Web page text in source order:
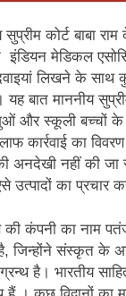
1 Year Ago
अनुराधा प्रकाशन, नई
2 Years Ago
कितना बदल गया
2 Years Ago
दिल्ली की फ़िरदौस
2 Years Ago
2 Years Ago
राम नाम लो प्रेम से –
3 Years Ago
विश्व पुस्तक मेले (10-
सुप्रीम कोर्ट बाबा
मेडिकल
लिखने के साथ
बात माननीय
और स्कूली बच्चों
कार्रवाई का
अनदेखी नहीं की जा
उत्पादों का प्रचार
की कंपनी का नाम
जिन्होंने संस्कृत के
है। भारतीय